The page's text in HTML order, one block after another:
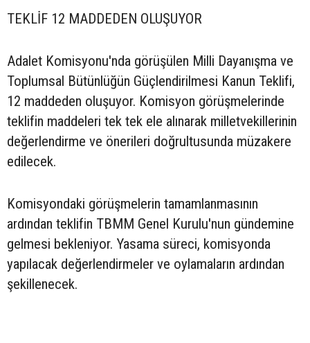
TEKLİF 12 MADDEDEN OLUŞUYOR
Adalet Komisyonu'nda görüşülen Milli Dayanışma ve
Toplumsal Bütünlüğün Güçlendirilmesi Kanun Teklifi,
12 maddeden oluşuyor. Komisyon görüşmelerinde
teklifin maddeleri tek tek ele alınarak milletvekillerinin
değerlendirme ve önerileri doğrultusunda müzakere
edilecek.
Komisyondaki görüşmelerin tamamlanmasının
ardından teklifin TBMM Genel Kurulu'nun gündemine
gelmesi bekleniyor. Yasama süreci, komisyonda
yapılacak değerlendirmeler ve oylamaların ardından
şekillenecek.